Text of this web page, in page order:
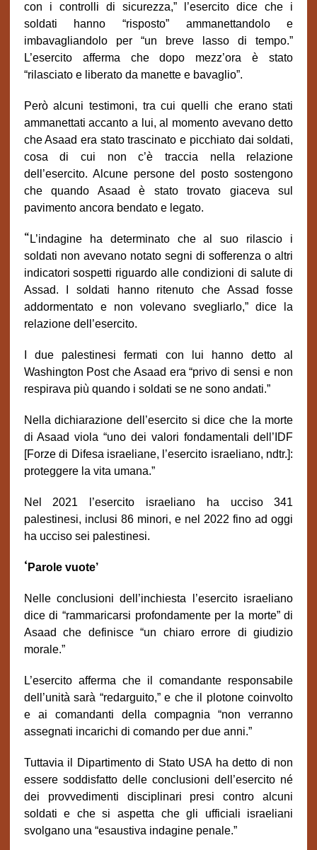
con i controlli di sicurezza,” l’esercito dice che i
soldati hanno “risposto” ammanettandolo e
imbavagliandolo per “un breve lasso di tempo.”
L’esercito afferma che dopo mezz’ora è stato
“rilasciato e liberato da manette e bavaglio”.
Però alcuni testimoni, tra cui quelli che erano stati
ammanettati accanto a lui, al momento avevano detto
che Asaad era stato trascinato e picchiato dai soldati,
cosa di cui non c’è traccia nella relazione
dell’esercito. Alcune persone del posto sostengono
che quando Asaad è stato trovato giaceva sul
pavimento ancora bendato e legato.
“ L’indagine ha determinato che al suo rilascio i
soldati non avevano notato segni di sofferenza o altri
indicatori sospetti riguardo alle condizioni di salute di
Assad. I soldati hanno ritenuto che Assad fosse
addormentato e non volevano svegliarlo,” dice la
relazione dell’esercito.
I due palestinesi fermati con lui hanno detto al
Washington Post che Asaad era “privo di sensi e non
respirava più quando i soldati se ne sono andati.”
Nella dichiarazione dell’esercito si dice che la morte
di Asaad viola “uno dei valori fondamentali dell’IDF
[Forze di Difesa israeliane, l’esercito israeliano, ndtr.]:
proteggere la vita umana.”
Nel 2021 l’esercito israeliano ha ucciso 341
palestinesi, inclusi 86 minori, e nel 2022 fino ad oggi
ha ucciso sei palestinesi.
‘ Parole vuote’
Nelle conclusioni dell’inchiesta l’esercito israeliano
dice di “rammaricarsi profondamente per la morte” di
Asaad che definisce “un chiaro errore di giudizio
morale.”
L’esercito afferma che il comandante responsabile
dell’unità sarà “redarguito,” e che il plotone coinvolto
e ai comandanti della compagnia “non verranno
assegnati incarichi di comando per due anni.”
Tuttavia il Dipartimento di Stato USA ha detto di non
essere soddisfatto delle conclusioni dell’esercito né
dei provvedimenti disciplinari presi contro alcuni
soldati e che si aspetta che gli ufficiali israeliani
svolgano una “esaustiva indagine penale.”